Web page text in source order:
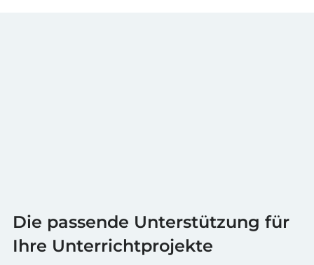
Die passende Unterstützung für
Ihre Unterrichtprojekte